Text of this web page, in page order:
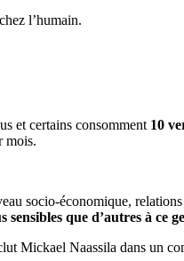
l’humain.
et certains consomment 10
mois.
socio-économique,
que d’autres à ce
Mickael Naassila dans un